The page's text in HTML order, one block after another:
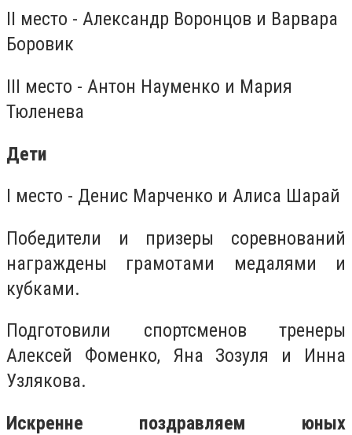
II место - Александр Воронцов и Варвара
Боровик
III место - Антон Науменко и Мария
Тюленева
Дети
I место - Денис Марченко и Алиса Шарай
Победители и призеры соревнований
награждены грамотами медалями и
кубками.
Подготовили спортсменов тренеры
Алексей Фоменко, Яна Зозуля и Инна
Узлякова.
Искренне поздравляем юных